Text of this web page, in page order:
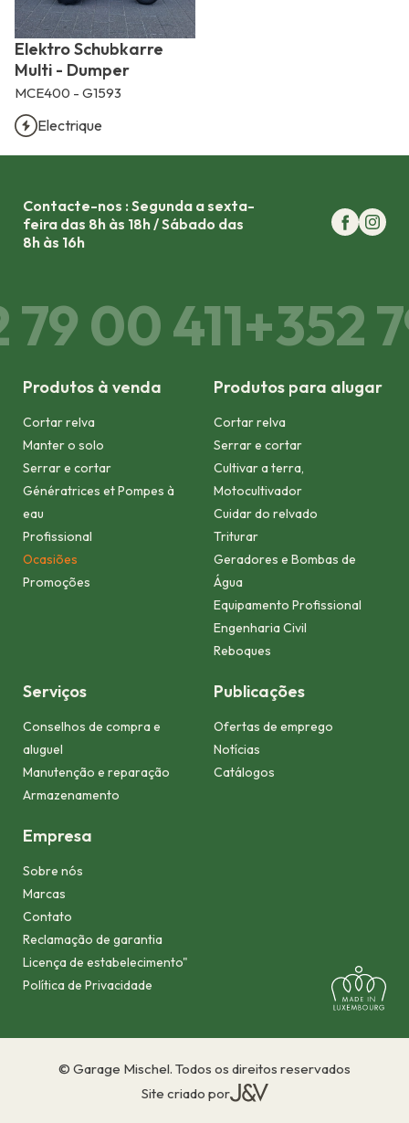
Elektro Schubkarre
Multi - Dumper
MCE400 - G1593
Electrique
Contacte-nos : Segunda a sexta-
feira das 8h às 18h / Sábado das
8h às 16h
00 411+352
Produtos à venda
Cortar relva
Manter o solo
Serrar e cortar
Génératrices et Pompes à
eau
Profissional
Ocasiões
Promoções
Produtos para alugar
Cortar relva
Serrar e cortar
Cultivar a terra,
Motocultivador
Cuidar do relvado
Triturar
Geradores e Bombas de
Água
Equipamento Profissional
Engenharia Civil
Reboques
Serviços
Conselhos de compra e
aluguel
Manutenção e reparação
Armazenamento
Publicações
Ofertas de emprego
Notícias
Catálogos
Empresa
Sobre nós
Marcas
Contato
Reclamação de garantia
Licença de estabelecimento"
Política de Privacidade
© Garage Mischel. Todos os direitos reservados
Site criado por